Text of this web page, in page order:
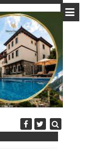
Diplomatija po